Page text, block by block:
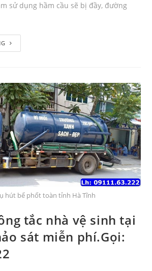
sử dụng hầm cầu sẽ bị đầy, đường
hút bể phốt toàn tỉnh Hà Tĩnh
tắc nhà vệ sinh tại
sát miễn phí.Gọi: